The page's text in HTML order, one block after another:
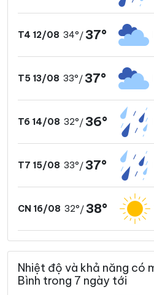
T4 12/08 34°/ 37°
T5 13/08 33°/ 37°
T6 14/08 32°/ 36°
T7 15/08 33°/ 37°
CN 16/08 32°/ 38°
Nhiệt độ và khả năng có
Bình trong 7 ngày tới